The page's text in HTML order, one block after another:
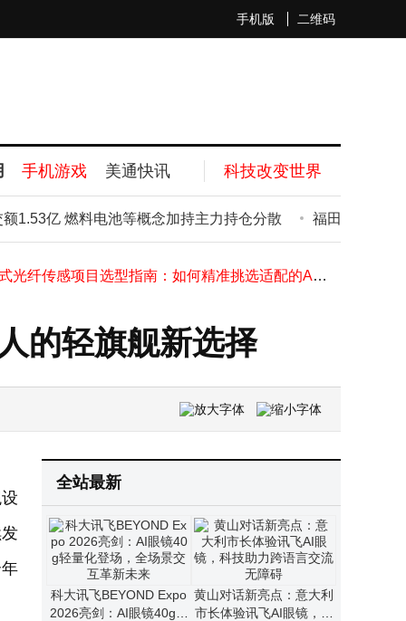
手机版 二维码
手机游戏 美通快讯 科技改变世界
亿 燃料电池等概念加持主力持仓分散 福田汽车涨
鼎讯信通RM-3000：国产高性能测试仪，筑牢风电无线通信安全防线
科大讯飞学习机深度解析：三款热门机型适配不同学习需求怎么选？
2026年十大租赁管理系统深度测评：助力企业智能管理，开启高效资产运营新篇章
Meta加速布局可穿戴领域：2026年将推多款智能眼镜及AI新设备
的轻旗舰新选择
全站最新
科大讯飞BEYOND Expo
2026亮剑：AI眼镜40g轻
黄山对话新亮点：意大利
市长体验讯飞AI眼镜，科